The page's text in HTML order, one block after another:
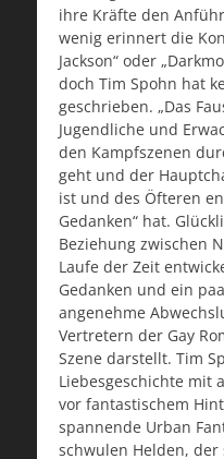
ihre Kräfte den
wenig erinnert die
Jackson“ oder
doch Tim Spohn hat
geschrieben. „Das
Jugendliche und
den Kampfszenen
geht und der
ist und des Öfteren
Gedanken“ hat.
Beziehung zwischen
Laufe der Zeit
Gedanken und ein
angenehme
Vertretern der Gay
Szene darstellt. Tim
Liebesgeschichte mit
vor fantastischem
spannende Urban
schwulen Helden,